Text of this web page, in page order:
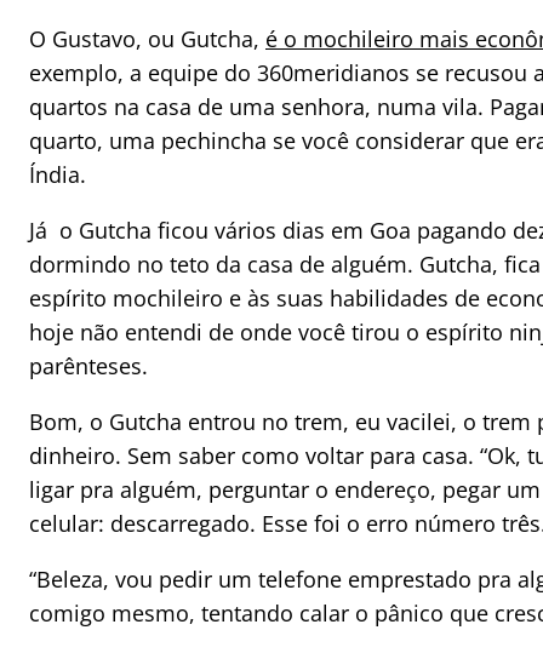
O Gustavo, ou Gutcha, é o mochileiro mais
exemplo, a equipe do 360meridianos se recusou
quartos na casa de uma senhora, numa vila.
quarto, uma pechincha se você considerar que
Índia.
Já o Gutcha ficou vários dias em Goa pagando
dormindo no teto da casa de alguém. Gutcha,
espírito mochileiro e às suas habilidades de
hoje não entendi de onde você tirou o espírito
parênteses.
Bom, o Gutcha entrou no trem, eu vacilei, o trem
dinheiro. Sem saber como voltar para casa. “Ok,
ligar pra alguém, perguntar o endereço, pegar
celular: descarregado. Esse foi o erro número
“Beleza, vou pedir um telefone emprestado pra
comigo mesmo, tentando calar o pânico que